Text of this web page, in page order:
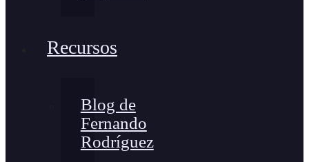
Recursos
Blog de
Fernando
Rodríguez